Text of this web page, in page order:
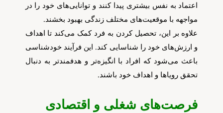
اعتماد به نفس بیشتری پیدا کنند و توانایی‌های خود را در
مواجهه با موقعیت‌های مختلف زندگی بهبود بخشند.
علاوه بر این، تحصیل کردن به فرد کمک می‌کند تا اهداف
و ارزش‌های خود را شناسایی کند. این فرآیند خودشناسی
باعث می‌شود که افراد با انگیزه‌تر و هدفمندتر به دنبال
تحقق رویاها و اهداف خود باشند.
فرصت‌های شغلی و اقتصادی